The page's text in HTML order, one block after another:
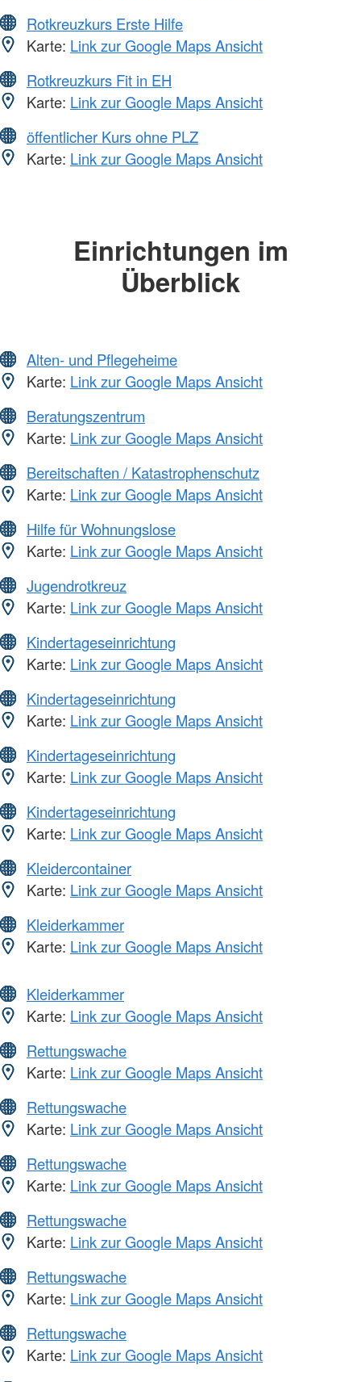
Rotkreuzkurs Erste Hilfe
Karte: Link zur Google Maps Ansicht
Rotkreuzkurs Fit in EH
Karte: Link zur Google Maps Ansicht
öffentlicher Kurs ohne PLZ
Karte: Link zur Google Maps Ansicht
Einrichtungen im
Überblick
Alten- und Pflegeheime
Karte: Link zur Google Maps Ansicht
Beratungszentrum
Karte: Link zur Google Maps Ansicht
Bereitschaften / Katastrophenschutz
Karte: Link zur Google Maps Ansicht
Hilfe für Wohnungslose
Karte: Link zur Google Maps Ansicht
Jugendrotkreuz
Karte: Link zur Google Maps Ansicht
Kindertageseinrichtung
Karte: Link zur Google Maps Ansicht
Kindertageseinrichtung
Karte: Link zur Google Maps Ansicht
Kindertageseinrichtung
Karte: Link zur Google Maps Ansicht
Kindertageseinrichtung
Karte: Link zur Google Maps Ansicht
Kleidercontainer
Karte: Link zur Google Maps Ansicht
Kleiderkammer
Karte: Link zur Google Maps Ansicht
Kleiderkammer
Karte: Link zur Google Maps Ansicht
Rettungswache
Karte: Link zur Google Maps Ansicht
Rettungswache
Karte: Link zur Google Maps Ansicht
Rettungswache
Karte: Link zur Google Maps Ansicht
Rettungswache
Karte: Link zur Google Maps Ansicht
Rettungswache
Karte: Link zur Google Maps Ansicht
Rettungswache
Karte: Link zur Google Maps Ansicht